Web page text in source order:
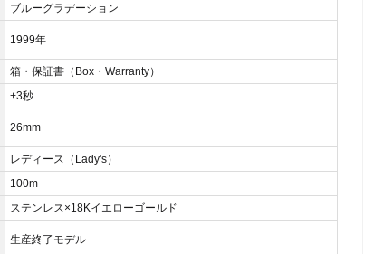
ブルーグラデーション
1999年
箱・保証書（Box・Warranty）
+3秒
26mm
レディース（Lady's）
100m
ステンレス×18Kイエローゴールド
生産終了モデル